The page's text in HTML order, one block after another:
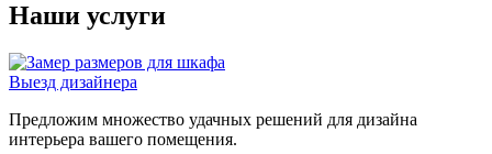
Наши услуги
Выезд дизайнера
Предложим множество удачных решений для дизайна
интерьера вашего помещения.